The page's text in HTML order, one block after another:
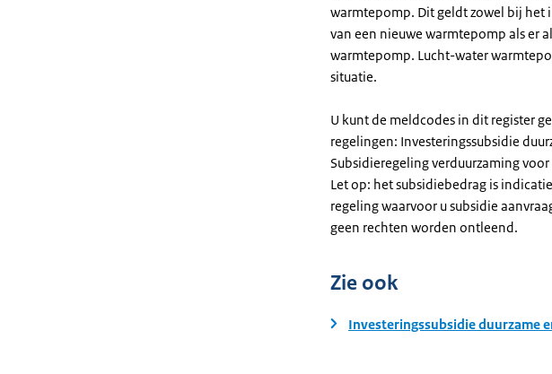
warmtepomp. Dit geldt zowel bij het
van een nieuwe warmtepomp als er
warmtepomp. Lucht-water
situatie.
U kunt de meldcodes in dit register
regelingen: Investeringssubsidie
Subsidieregeling verduurzaming
Let op: het subsidiebedrag is
regeling waarvoor u subsidie
geen rechten worden ontleend.
Zie ook
Investeringssubsidie duurzame